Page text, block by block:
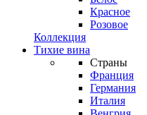
Красное
Розовое
Коллекция
Тихие вина
Страны
Франция
Германия
Италия